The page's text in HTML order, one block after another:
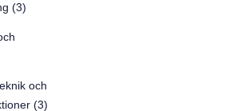
(3)
och
(3)